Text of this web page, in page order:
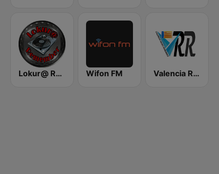
Lokur@ Remember Wifon FM Valencia Radio Remember